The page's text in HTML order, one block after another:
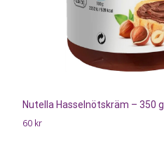
Nutella Hasselnötskräm – 350 g
60 kr